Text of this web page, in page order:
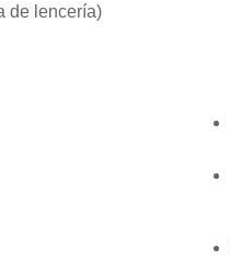
de lencería)